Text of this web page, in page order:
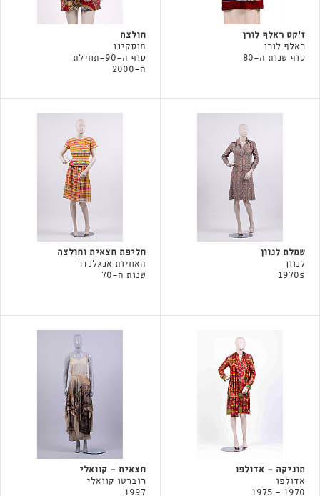
ז'קט ראלף לורן
ראלף לורן
סוף שנות ה-80
חולצה
מוסקינו
סוף ה-90-תחילת
ה-2000
שמלת לנוון
לנוון
1970s
חליפת חצאית וחולצה
האחיות אנגלנדר
שנות ה-70
תוניקה - אדולפו
אדולפו
1970 - 1975
חצאית - קוואלי
רוברטו קוואלי
1997